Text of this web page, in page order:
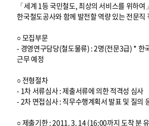
「세계 1등 국민철도, 최상의 서비스를 위하여」
한국철도공사와 함께 발전할 역량 있는 전문직
○ 모집부문
- 경영연구담당(철도물류) : 2명(전문3급) * 한
근무 예정
○ 전형절차
- 1차 서류심사 : 제출서류에 의한 적격성 심사
- 2차 면접심사 : 직무수행계획서 발표 및 질의
○ 제출기한 : 2011. 3. 14 (16:00까지 도착 분